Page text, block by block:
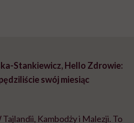
Stankiewicz, Hello Zdrowie:
swój miesiąc
Tajlandii, Kambodży i Malezji. To